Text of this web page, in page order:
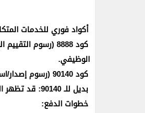
أكواد فوري للخدمات
الوظيفي.
كود 90140 (رسوم إصدار/استلام البطاقة): يُستخدم لسداد رسوم الـ 110 جنيهات لاستلام الكارت.
بديل للـ 90140: قد تظهر الخدمة أيضاً تحت كود 61 في بعض تحديثات فوري.
خطوات الدفع: